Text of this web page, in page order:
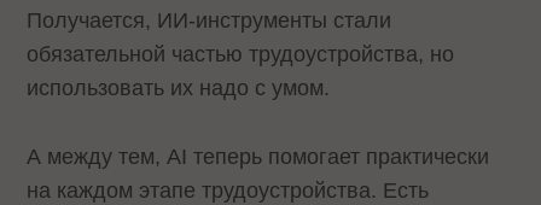
Получается, ИИ-инструменты стали
обязательной частью трудоустройства, но
использовать их надо с умом.
А между тем, AI теперь помогает практически
на каждом этапе трудоустройства. Есть